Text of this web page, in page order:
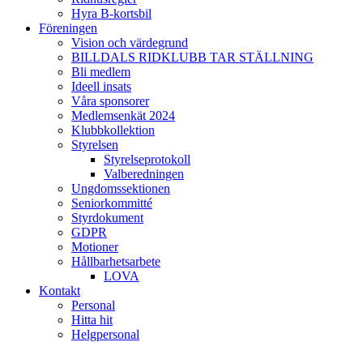
Hyra B-kortsbil
Föreningen
Vision och värdegrund
BILLDALS RIDKLUBB TAR STÄLLNING
Bli medlem
Ideell insats
Våra sponsorer
Medlemsenkät 2024
Klubbkollektion
Styrelsen
Styrelseprotokoll
Valberedningen
Ungdomssektionen
Seniorkommitté
Styrdokument
GDPR
Motioner
Hållbarhetsarbete
LOVA
Kontakt
Personal
Hitta hit
Helgpersonal